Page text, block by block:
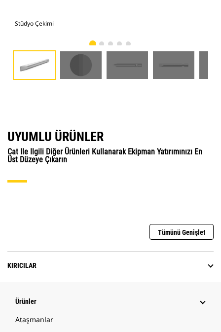
Stüdyo Çekimi
UYUMLU ÜRÜNLER
Cat Ile Ilgili Diğer Ürünleri Kullanarak Ekipman Yatırımınızı En
Üst Düzeye Çıkarın
Tümünü Genişlet
KIRICILAR
Ürünler
Ataşmanlar